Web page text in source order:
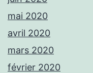
mai 2020
avril 2020
mars 2020
février 2020